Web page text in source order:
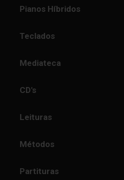
Pianos Híbridos
Teclados
Mediateca
CD's
Leituras
Métodos
Partituras